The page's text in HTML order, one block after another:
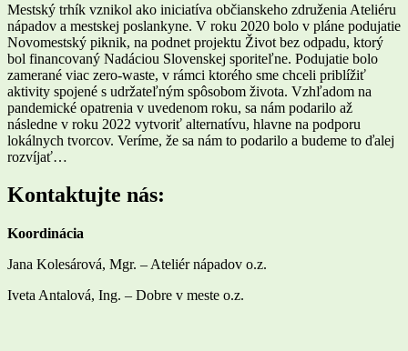
Mestský trhík vznikol ako iniciatíva občianskeho združenia Ateliéru
nápadov a mestskej poslankyne. V roku 2020 bolo v pláne podujatie
Novomestský piknik, na podnet projektu Život bez odpadu, ktorý
bol financovaný Nadáciou Slovenskej sporiteľne. Podujatie bolo
zamerané viac zero-waste, v rámci ktorého sme chceli priblížiť
aktivity spojené s udržateľným spôsobom života. Vzhľadom na
pandemické opatrenia v uvedenom roku, sa nám podarilo až
následne v roku 2022 vytvoriť alternatívu, hlavne na podporu
lokálnych tvorcov. Veríme, že sa nám to podarilo a budeme to ďalej
rozvíjať…
Kontaktujte nás:
Koordinácia
Jana Kolesárová, Mgr. – Ateliér nápadov o.z.
Iveta Antalová, Ing. – Dobre v meste o.z.